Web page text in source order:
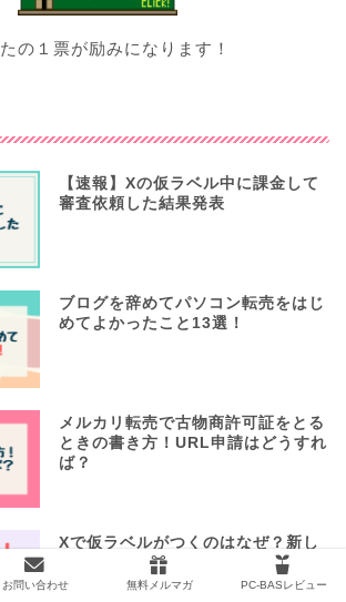
の１票が励みになります！
【速報】Xの仮ラベル中に課金して
審査依頼した結果発表
ブログを辞めてパソコン転売をはじ
めてよかったこと13選！
メルカリ転売で古物商許可証をとる
ときの書き方！URL申請はどうすれ
ば？
Xで仮ラベルがつくのはなぜ？新し
いアカウントでの悲劇失態。
お問い合わせ 無料メルマガ PC-BASレビュー